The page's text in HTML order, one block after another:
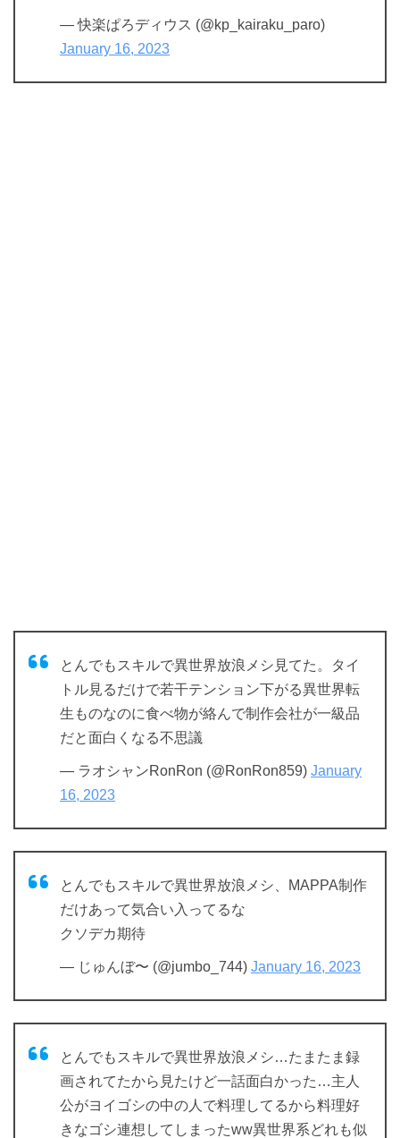
— 快楽ぱろディウス (@kp_kairaku_paro)
January 16, 2023
とんでもスキルで異世界放浪メシ見てた。タイ
トル見るだけで若干テンション下がる異世界転
生ものなのに食べ物が絡んで制作会社が一級品
だと面白くなる不思議
— ラオシャンRonRon (@RonRon859) January
16, 2023
とんでもスキルで異世界放浪メシ、MAPPA制作
だけあって気合い入ってるな
クソデカ期待
— じゅんぼ〜 (@jumbo_744) January 16, 2023
とんでもスキルで異世界放浪メシ…たまたま録
画されてたから見たけど一話面白かった…主人
公がヨイゴシの中の人で料理してるから料理好
きなゴシ連想してしまったww異世界系どれも似